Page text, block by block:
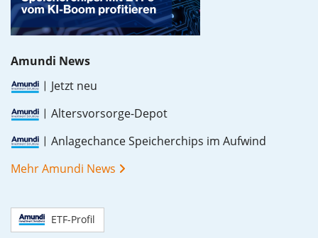
Amundi News
Jetzt neu
Altersvorsorge-Depot
Anlagechance Speicherchips im Aufwind
Mehr Amundi News
ETF-Profil